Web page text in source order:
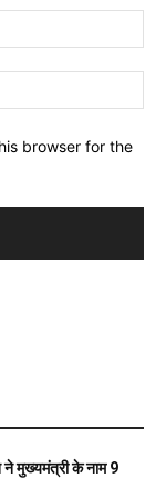
browser for the
मुख्यमंत्री के नाम 9